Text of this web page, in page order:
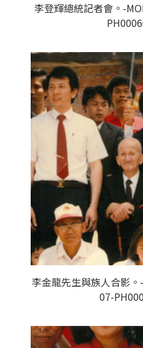
李登輝總統記者會。-
李金龍先生與族人合影。
07-